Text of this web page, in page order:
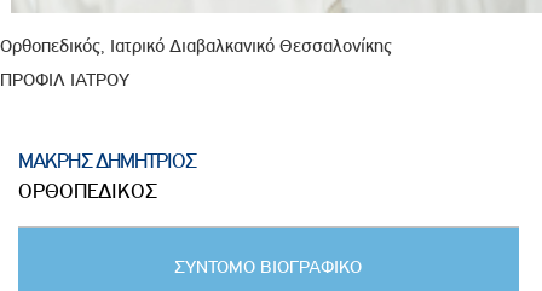
Ορθοπεδικός, Ιατρικό Διαβαλκανικό Θεσσαλονίκης
ΠΡΟΦΙΛ ΙΑΤΡΟΥ
ΜΑΚΡΗΣ ΔΗΜΗΤΡΙΟΣ
ΟΡΘΟΠΕΔΙΚΟΣ
ΣΥΝΤΟΜΟ ΒΙΟΓΡΑΦΙΚΟ